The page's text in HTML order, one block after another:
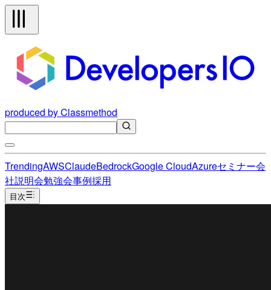
produced by Classmethod
TrendingAWSClaudeBedrockGoogle CloudAzureセミナー会
社説明会勉強会事例採用
目次